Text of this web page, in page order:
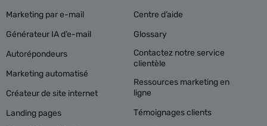
Marketing par e-mail
Générateur IA d’e-mail
Autorépondeurs
Marketing automatisé
Créateur de site internet
Landing pages
Centre d’aide
Glossary
Contactez notre service
clientèle
Ressources marketing en
ligne
Témoignages clients